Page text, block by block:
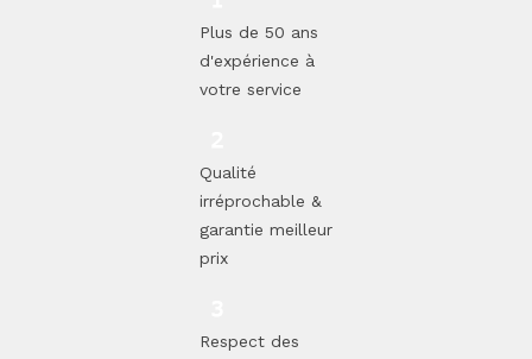
Plus de 50 ans
d'expérience à
votre service
Qualité
irréprochable &
garantie meilleur
prix
Respect des